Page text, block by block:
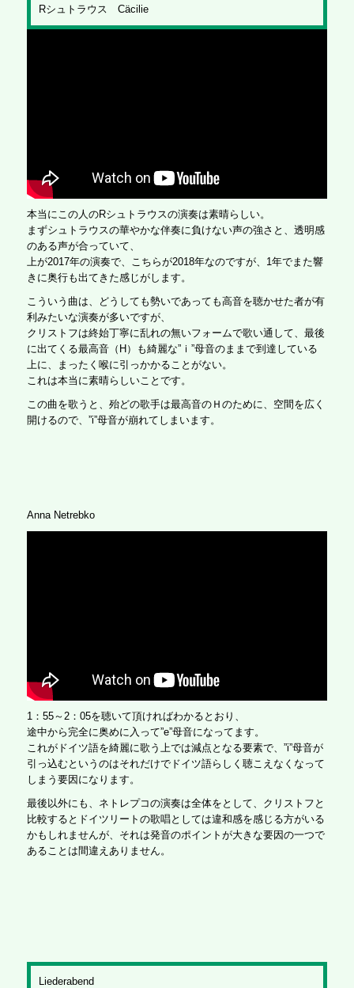
Rシュトラウス Cäcilie
本当にこの人のRシュトラウスの演奏は素晴らしい。
まずシュトラウスの華やかな伴奏に負けない声の強さと、透明感
のある声が合っていて、
上が2017年の演奏で、こちらが2018年なのですが、1年でまた響
きに奥行も出てきた感じがします。
こういう曲は、どうしても勢いであっても高音を聴かせた者が有
利みたいな演奏が多いですが、
クリストフは終始丁寧に乱れの無いフォームで歌い通して、最後
に出てくる最高音（H）も綺麗な”ｉ”母音のままで到達している
上に、まったく喉に引っかかることがない。
これは本当に素晴らしいことです。
この曲を歌うと、殆どの歌手は最高音のＨのために、空間を広く
開けるので、”i”母音が崩れてしまいます。
Anna Netrebko
1：55～2：05を聴いて頂ければわかるとおり、
途中から完全に奥めに入って”e”母音になってます。
これがドイツ語を綺麗に歌う上では減点となる要素で、”i”母音が
引っ込むというのはそれだけでドイツ語らしく聴こえなくなって
しまう要因になります。
最後以外にも、ネトレプコの演奏は全体をとして、クリストフと
比較するとドイツリートの歌唱としては違和感を感じる方がいる
かもしれませんが、それは発音のポイントが大きな要因の一つで
あることは間違えありません。
Liederabend